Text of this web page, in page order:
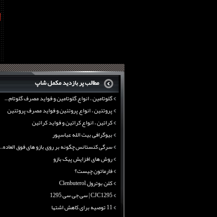
مطالب پر بازدید مکمل شاپ
بیوگرافی علی تبریزی
منابع پروتئینی غیر گوشتی
آرژنین ، فواید آرژنین و نقش آرژنین در بدن
گلوتامین ، انواع گلوتامین و فواید مصرف گلوتام...
پروتئین ، انواع پروتئین و فواید مصرف پروتئین
کراتین ، انواع کراتین و فواید کراتین
بیوگرافی بیت الله عباسپور
سرگی کنستانس چگونه بر روی بازو های فوق
روش های افزایش پیک بازو
فارماتون چیست؟
کلن بوترول Clenbuterol
CJC1295 | سی جی سی 1295
11 توصیه برای کاهش اشتها